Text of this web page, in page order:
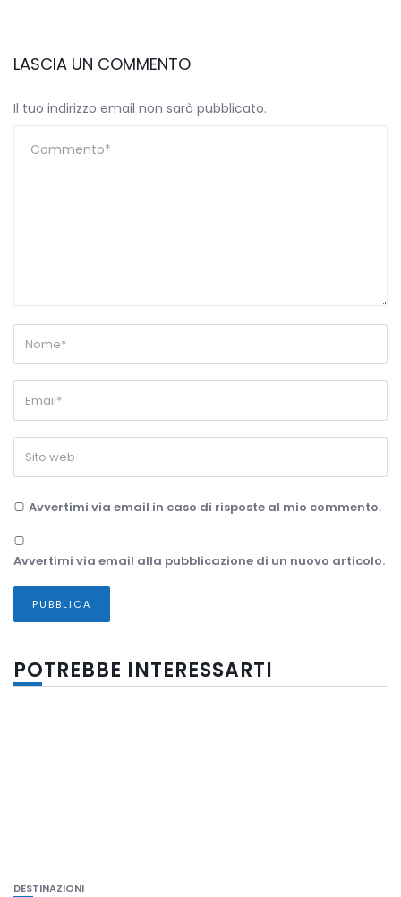
LASCIA UN COMMENTO
Il tuo indirizzo email non sarà pubblicato.
Avvertimi via email in caso di risposte al mio commento.
Avvertimi via email alla pubblicazione di un nuovo articolo.
POTREBBE INTERESSARTI
DESTINAZIONI